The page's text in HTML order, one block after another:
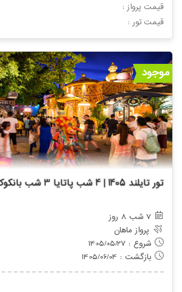
قیمت پرواز :
: قیمت تور
موجود
تور تایلند 1405 | 4 شب پاتایا 3 شب بانکوک -2
7 شب 8 روز
پرواز ماهان
شروع : 1405/05/27
بازگشت : 1405/06/04